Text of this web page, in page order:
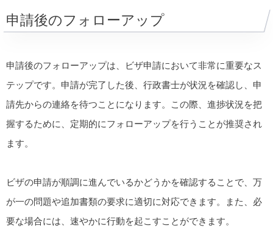
申請後のフォローアップ
申請後のフォローアップは、ビザ申請において非常に重要なス
テップです。申請が完了した後、行政書士が状況を確認し、申
請先からの連絡を待つことになります。この際、進捗状況を把
握するために、定期的にフォローアップを行うことが推奨され
ます。
ビザの申請が順調に進んでいるかどうかを確認することで、万
が一の問題や追加書類の要求に適切に対応できます。また、必
要な場合には、速やかに行動を起こすことができます。